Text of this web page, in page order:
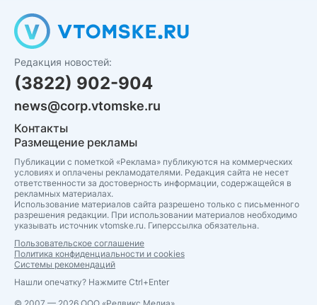
Редакция новостей:
(3822) 902-904
news@corp.vtomske.ru
Контакты
Размещение рекламы
Публикации с пометкой «Реклама» публикуются на коммерческих
условиях и оплачены рекламодателями. Редакция сайта не несет
ответственности за достоверность информации, содержащейся в
рекламных материалах.
Использование материалов сайта разрешено только с письменного
разрешения редакции. При использовании материалов необходимо
указывать источник vtomske.ru. Гиперссылка обязательна.
Пользовательское соглашение
Политика конфиденциальности и cookies
Системы рекомендаций
Нашли опечатку? Нажмите Ctrl+Enter